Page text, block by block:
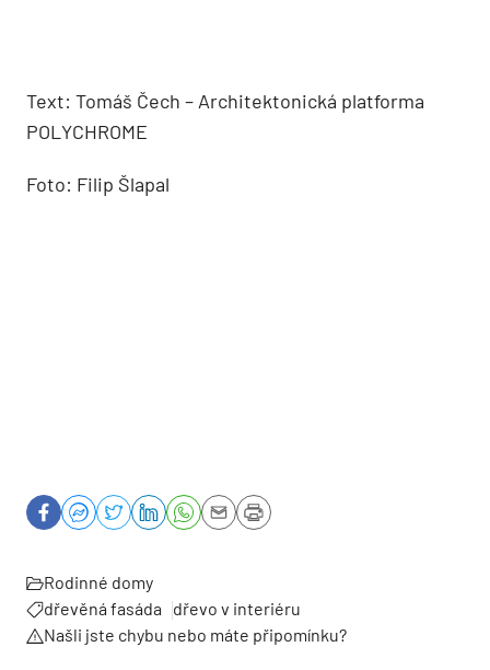
Text: Tomáš Čech – Architektonická platforma
POLYCHROME
Foto: Filip Šlapal
Rodinné domy
dřevěná fasáda
dřevo v interiéru
Našli jste chybu nebo máte připomínku?